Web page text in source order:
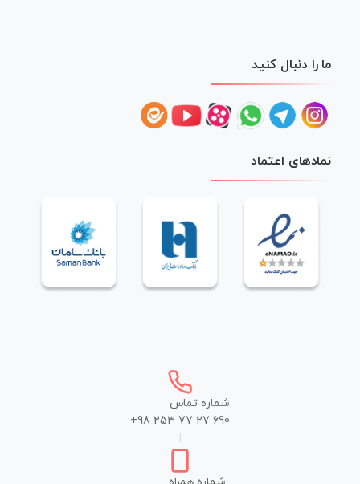
ما را دنبال کنید
نمادهای اعتماد
شماره تماس
+98 253 77 27 690